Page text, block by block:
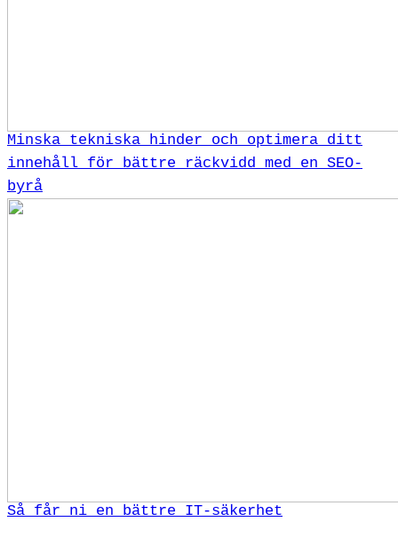
Minska tekniska hinder och optimera ditt
innehåll för bättre räckvidd med en SEO-
byrå
Så får ni en bättre IT-säkerhet